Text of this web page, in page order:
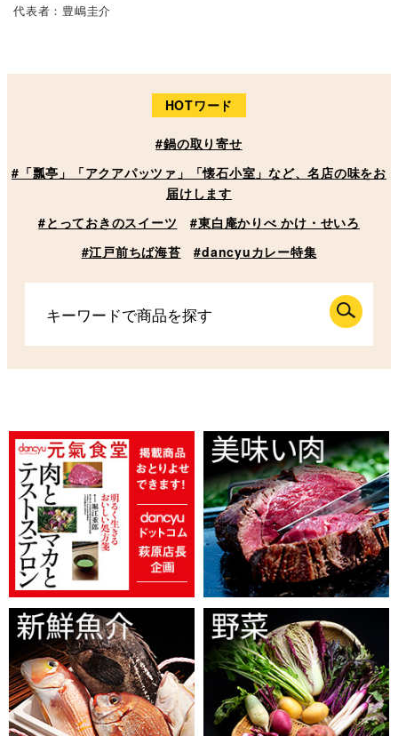
代表者：豊嶋圭介
HOTワード
#鍋の取り寄せ
#「瓢亭」「アクアパッツァ」「懐石小室」など、名店の味をお
届けします
#とっておきのスイーツ
#東白庵かりべ かけ・せいろ
#江戸前ちば海苔
#dancyuカレー特集